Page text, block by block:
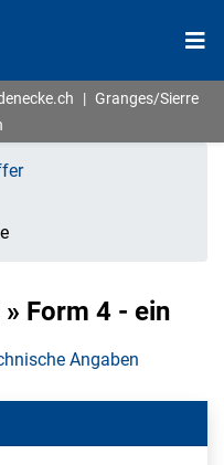
| Granges/Sierre
Form 4 - ein
Angaben